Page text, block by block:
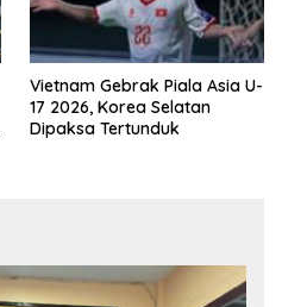
Vietnam Gebrak Piala Asia U-
17 2026, Korea Selatan
Dipaksa Tertunduk